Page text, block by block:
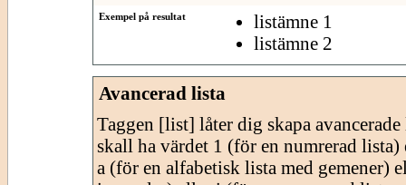
Exempel på resultat
listämne 1
listämne 2
Avancerad lista
Taggen [list] låter dig skapa
skall ha värdet 1 (för en numrerad
a (för en alfabetisk lista med gemener)